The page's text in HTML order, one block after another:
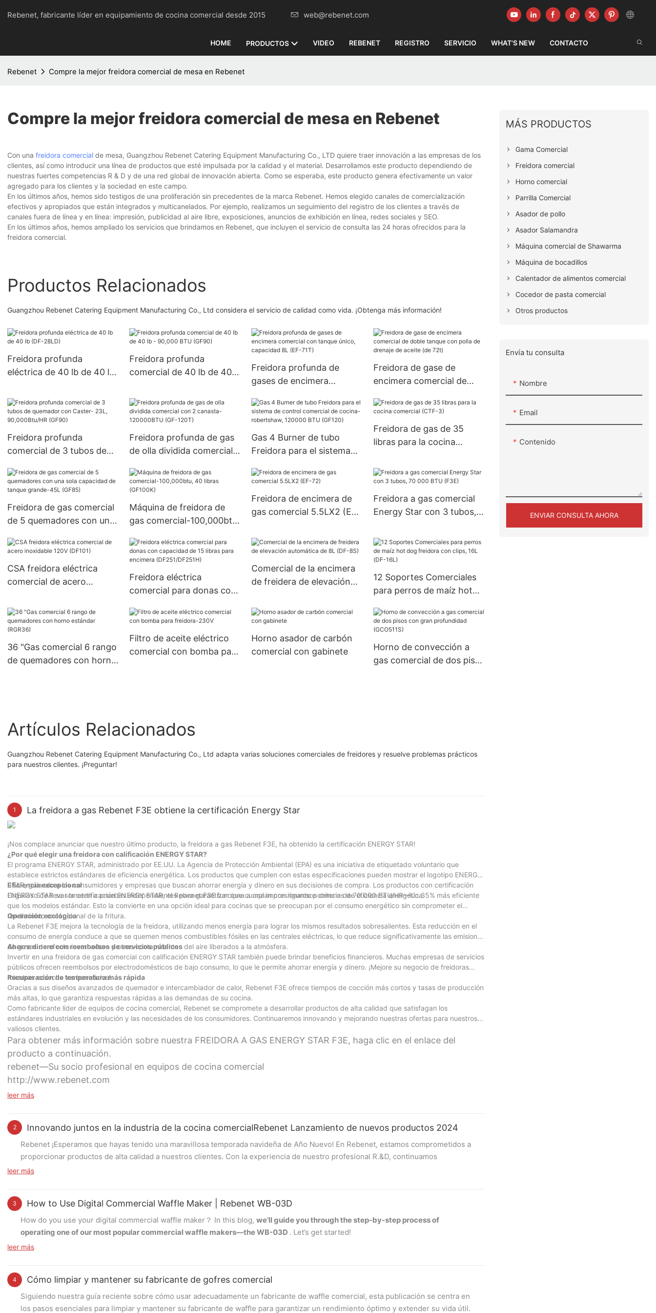
Rebenet, fabricante líder en equipamiento de cocina comercial desde 2015 web@rebenet.com
HOME PRODUCTOS VIDEO REBENET REGISTRO SERVICIO WHAT'S NEW CONTACTO
Rebenet Compre la mejor freidora comercial de mesa en Rebenet
Compre la mejor freidora comercial de mesa en Rebenet
Con una freidora comercial de mesa, Guangzhou Rebenet Catering Equipment Manufacturing Co., LTD quiere traer innovación a las empresas de los
clientes, así como introducir una línea de productos que esté impulsada por la calidad y el material. Desarrollamos este producto dependiendo de
nuestras fuertes competencias R & D y de una red global de innovación abierta. Como se esperaba, este producto genera efectivamente un valor
agregado para los clientes y la sociedad en este campo.
En los últimos años, hemos sido testigos de una proliferación sin precedentes de la marca Rebenet. Hemos elegido canales de comercialización
efectivos y apropiados que están integrados y multicanelados. Por ejemplo, realizamos un seguimiento del registro de los clientes a través de
canales fuera de línea y en línea: impresión, publicidad al aire libre, exposiciones, anuncios de exhibición en línea, redes sociales y SEO.
En los últimos años, hemos ampliado los servicios que brindamos en Rebenet, que incluyen el servicio de consulta las 24 horas ofrecidos para la
freidora comercial.
Productos Relacionados
Guangzhou Rebenet Catering Equipment Manufacturing Co., Ltd considera el servicio de calidad como vida. ¡Obtenga más información!
Freidora profunda
eléctrica de 40 lb de 40 lb
Freidora profunda
comercial de 40 lb de 40
Freidora profunda de
gases de encimera
único, capacidad 8L (EF-
71T)
Freidora de gase de
encimera comercial de
drenaje de aceite (de 72t)
Freidora profunda
comercial de 3 tubos de
23L, 90,000Btu/HR (GF90)
Freidora profunda de gas
de olla dividida comercial
(GF-120T)
Gas 4 Burner de tubo
Freidora para el sistema
cocina-robertshaw,
Freidora de gas de 35
libras para la cocina
Freidora de gas comercial
de 5 quemadores con una
grande-45L (GF85)
Máquina de freidora de
gas comercial-100,000btu,
Freidora de encimera de
gas comercial 5.5LX2 (EF-
Freidora a gas comercial
Energy Star con 3 tubos,
CSA freidora eléctrica
comercial de acero
Freidora eléctrica
comercial para donas con
para encimera
Comercial de la encimera
de freidera de elevación
12 Soportes Comerciales
para perros de maíz hot
(DF-16L)
36 "Gas comercial 6 rango
de quemadores con horno
Filtro de aceite eléctrico
comercial con bomba para
Horno asador de carbón
comercial con gabinete
Horno de convección a
gas comercial de dos pisos
Artículos Relacionados
Guangzhou Rebenet Catering Equipment Manufacturing Co., Ltd adapta varias soluciones comerciales de freidores y resuelve problemas prácticos
para nuestros clientes. ¡Preguntar!
1 La freidora a gas Rebenet F3E obtiene la certificación Energy Star
¡Nos complace anunciar que nuestro último producto, la freidora a gas Rebenet F3E, ha obtenido la certificación ENERGY STAR!
¿Por qué elegir una freidora con calificación ENERGY STAR?
El programa ENERGY STAR, administrado por EE.UU. La Agencia de Protección Ambiental (EPA) es una iniciativa de etiquetado voluntario que
establece estrictos estándares de eficiencia energética. Los productos que cumplen con estas especificaciones pueden mostrar el logotipo ENERGY
STAR, guiando a los consumidores y empresas que buscan ahorrar energía y dinero en sus decisiones de compra. Los productos con certificación
ENERGY STAR se someten a pruebas independientes para garantizar que cumplan con rigurosos criterios de eficiencia energética.
Eficiencia excepcional
Orgulloso de llevar la certificación ENERGY STAR, el Rebenet F3E funciona a una impresionante potencia de 70.000 BTU/HR—Un 35% más eficiente
que los modelos estándar. Esto la convierte en una opción ideal para cocinas que se preocupan por el consumo energético sin comprometer el
rendimiento excepcional de la fritura.
Operación ecológica
La Rebenet F3E mejora la tecnología de la freidora, utilizando menos energía para lograr los mismos resultados sobresalientes. Esta reducción en el
consumo de energía conduce a que se quemen menos combustibles fósiles en las centrales eléctricas, lo que reduce significativamente las emisiones
de gases de efecto invernadero y otros contaminantes del aire liberados a la atmósfera.
Ahorre dinero con reembolsos de servicios públicos
Invertir en una freidora de gas comercial con calificación ENERGY STAR también puede brindar beneficios financieros. Muchas empresas de servicios
públicos ofrecen reembolsos por electrodomésticos de bajo consumo, lo que le permite ahorrar energía y dinero. ¡Mejore su negocio de freidoras
mientras cosecha los beneficios!
Recuperación de temperatura más rápida
Gracias a sus diseños avanzados de quemador e intercambiador de calor, Rebenet F3E ofrece tiempos de cocción más cortos y tasas de producción
más altas, lo que garantiza respuestas rápidas a las demandas de su cocina.
Como fabricante líder de equipos de cocina comercial, Rebenet se compromete a desarrollar productos de alta calidad que satisfagan los
estándares industriales en evolución y las necesidades de los consumidores. Continuaremos innovando y mejorando nuestras ofertas para nuestros
valiosos clientes.
Para obtener más información sobre nuestra FREIDORA A GAS ENERGY STAR F3E, haga clic en el enlace del
producto a continuación.
rebenet—Su socio profesional en equipos de cocina comercial
http://www.rebenet.com
leer más
2 Innovando juntos en la industria de la cocina comercialRebenet Lanzamiento de nuevos productos 2024
Rebenet ¡Esperamos que hayas tenido una maravillosa temporada navideña de Año Nuevo! En Rebenet, estamos comprometidos a
proporcionar productos de alta calidad a nuestros clientes. Con la experiencia de nuestro profesional R.&D, continuamos
brindando soluciones innovadoras a nuestros socios, ayudándolos a expandir su presencia en el mercado en la industria de
Estufa de gas mejorada
En 2024, introdujimos un diseño de estufa de gas mejorada, que facilita el acceso a las ollas y sartenes traseras. Ya sea que
necesite una encimera o una estufa de gas independiente, lo tenemos cubierto con nuestras opciones versátiles.
Estufa de gas elevadora independiente comercial de 10 quemadores
RGR60LS
leer más
3 How to Use Digital Commercial Waffle Maker | Rebenet WB-03D
How do you use your digital commercial waffle maker？ In this blog, we’ll guide you through the step-by-step process of
operating one of our most popular commercial waffle makers—theWB-03D . Let’s get started!
“ON/OFF” button to turn on the machine. Once powered on, the buzzer will sound three times, and the LED display will show the
last-used time setting.
leer más
4 Cómo limpiar y mantener su fabricante de gofres comercial
Siguiendo nuestra guía reciente sobre cómo usar adecuadamente un fabricante de waffle comercial, esta publicación se centra en
los pasos esenciales para limpiar y mantener su fabricante de waffle para garantizar un rendimiento óptimo y extender su vida útil.
MÁS PRODUCTOS
Gama Comercial
Freidora comercial
Horno comercial
Parrilla Comercial
Asador de pollo
Asador Salamandra
Máquina comercial de Shawarma
Máquina de bocadillos
Calentador de alimentos comercial
Cocedor de pasta comercial
Otros productos
Envía tu consulta
Nombre
Email
Contenido
ENVIAR CONSULTA AHORA